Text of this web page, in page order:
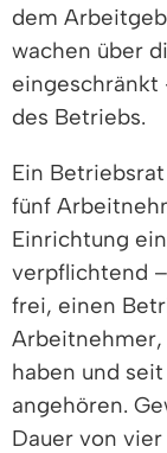
dem
wachen über
eingeschränkt
des Betriebs.
Ein
fünf
Einrichtung
verpflichtend
frei, einen
Arbeitnehmer,
haben und
angehören.
Dauer von